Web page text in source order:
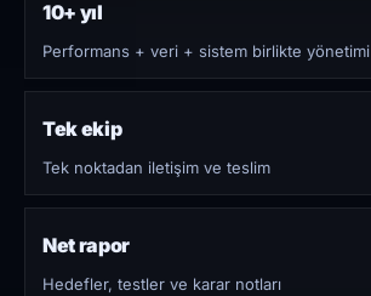
10+ yıl
Performans + veri + sistem birlikte yönetimi
Tek ekip
Tek noktadan iletişim ve teslim
Net rapor
Hedefler, testler ve karar notları